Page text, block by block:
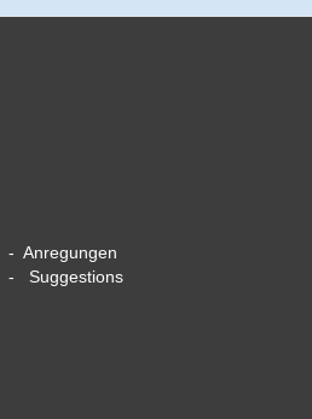
- Anregungen
- Suggestions